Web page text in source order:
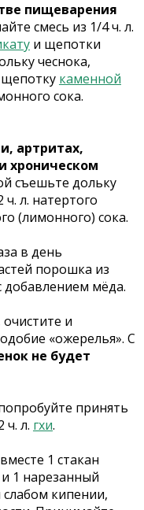
пищеварения
смесь из 1/4 ч. л.
и щепотки
чеснока,
каменной
сока.
артритах,
хроническом
съешьте дольку
л. натертого
(лимонного) сока.
в день
порошка из
добавлением мёда.
и
«ожерелья». С
не будет
принять
ч. л. гхи.
1 стакан
1 нарезанный
слабом кипении,